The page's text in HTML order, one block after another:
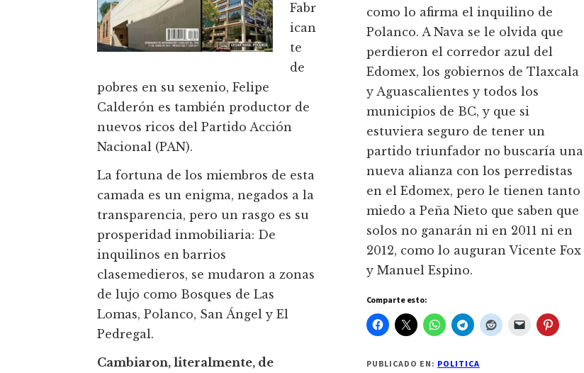
Fabr
ican
te
de
pobres en su sexenio, Felipe
Calderón es también productor de
nuevos ricos del Partido Acción
Nacional (PAN).
La fortuna de los miembros de esta
camada es un enigma, negados a la
transparencia, pero un rasgo es su
prosperidad inmobiliaria: De
inquilinos en barrios
clasemedieros, se mudaron a zonas
de lujo como Bosques de Las
Lomas, Polanco, San Ángel y El
Pedregal.
Cambiaron, literalmente, de
como lo afirma el inquilino de
Polanco. A Nava se le olvida que
perdieron el corredor azul del
Edomex, los gobiernos de Tlaxcala
y Aguascalientes y todos los
municipios de BC, y que si
estuviera seguro de tener un
partido triunfador no buscaría una
nueva alianza con los perredistas
en el Edomex, pero le tienen tanto
miedo a Peña Nieto que saben que
solos no ganarán ni en 2011 ni en
2012, como lo auguran Vicente Fox
y Manuel Espino.
Comparte esto:
PUBLICADO EN: POLITICA